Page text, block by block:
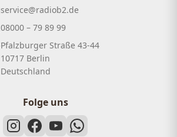
service@radiob2.de
08000 – 79 89 99
Pfalzburger Straße 43-44
10717 Berlin
Deutschland
Folge uns